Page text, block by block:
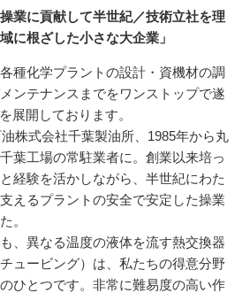
業に貢献して半世紀／技術立社を理
に根ざした小さな大企業」
種化学プラントの設計・資機材の調
ンテナンスまでをワンストップで遂
展開しております。
株式会社千葉製油所、1985年から丸
葉工場の常駐業者に。創業以来培っ
経験を活かしながら、半世紀にわた
えるプラントの安全で安定した操業
。
、異なる温度の液体を流す熱交換器
ュービング）は、私たちの得意分野
ひとつです。非常に難易度の高い作